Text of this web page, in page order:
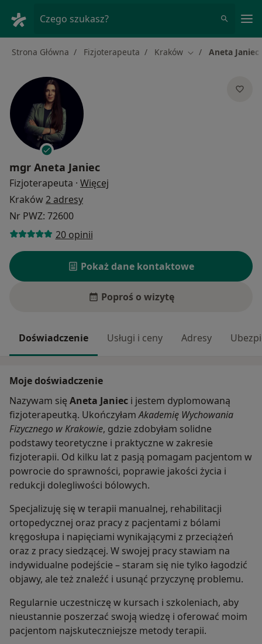
Czego szukasz?
Strona Główna Fizjoterapeuta Kraków Zmień miasto
Aneta Janiec
mgr Aneta Janiec
Fizjoterapeuta · Więcej
Kraków2 adresy
Nr PWZ: 72600
20 opinii
Pokaż dane kontaktowe
Poproś o wizytę
Doświadczenie Usługi i ceny Adresy
Moje doświadczenie
Nazywam się Aneta Janiec i jestem dyplomowaną
fizjoterapeutką. UkończyłamAkademię Wychowania
Fizycznego w Krakowie, gdzie zdobyłam solidne
podstawy teoretyczne i praktyczne w zakresie
fizjoterapii. Od kilku lat z pasją pomagam pacjentom w
powrocie do sprawności, poprawie jakości życia i
redukcji dolegliwości bólowych.
Specjalizuję się w terapii manualnej, rehabilitacji
ortopedycznej oraz pracy z pacjentami z bólami
kręgosłupa i napięciami wynikającymi z przeciążeń
oraz z pracy siedzącej. W swojej pracy stawiam na
indywidualne podejście – staram się nie tylko łagodzić
objawy, ale też znaleźć i usunąć przyczynę problemu.
Regularnie uczestniczę w kursach i szkoleniach, aby
nieustannie poszerzać swoją wiedzę i oferować moim
pacjentom najskuteczniejsze metody terapii.